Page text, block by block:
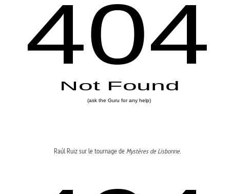
Raúl Ruiz sur le tournage de Mystères de Lisbonne.